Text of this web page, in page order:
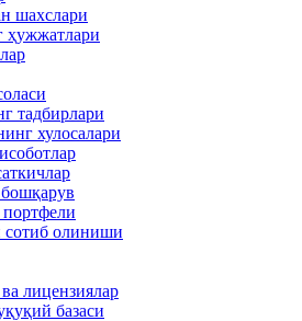
шахслари
ҳужжатлари
тадбирлари
хулосалари
сотиб олиниши
лицензиялар
базаси